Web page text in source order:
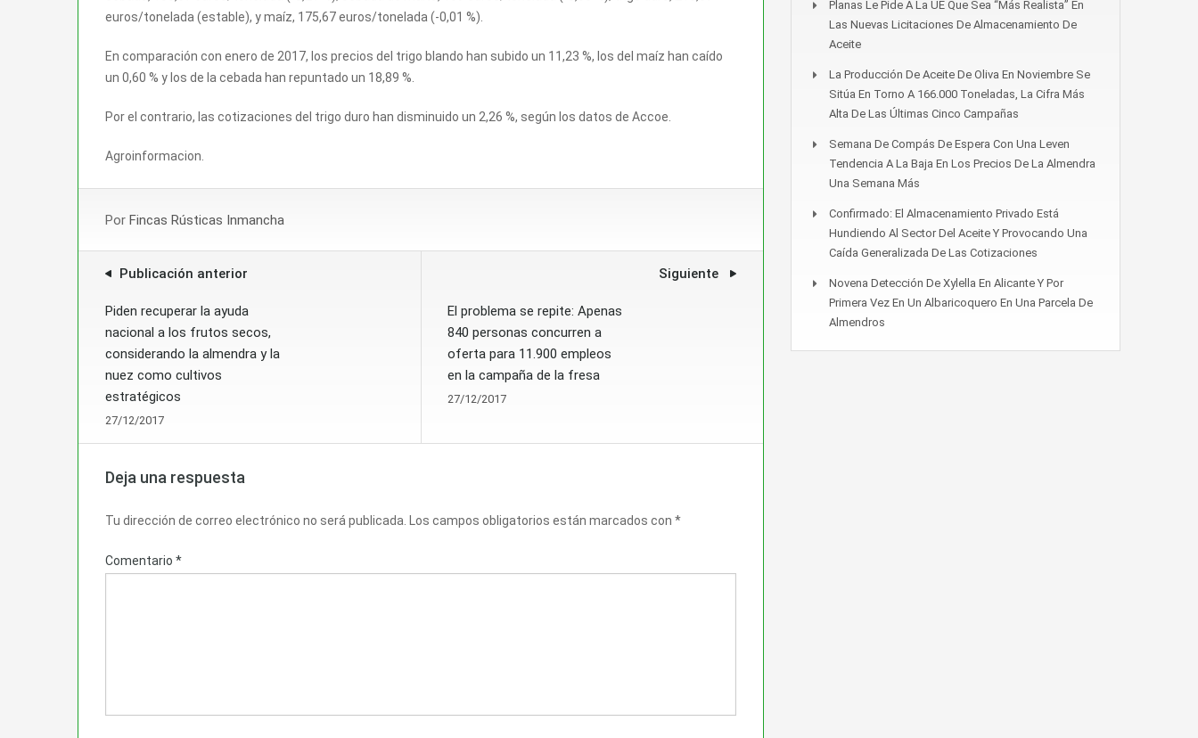
euros/tonelada (estable), y maíz, 175,67 euros/tonelada (-0,01 %).
En comparación con enero de 2017, los precios del trigo blando han subido un 11,23 %, los del maíz han caído
un 0,60 % y los de la cebada han repuntado un 18,89 %.
Por el contrario, las cotizaciones del trigo duro han disminuido un 2,26 %, según los datos de Accoe.
Agroinformacion.
Por Fincas Rústicas Inmancha
Publicación anterior
Piden recuperar la ayuda
nacional a los frutos secos,
considerando la almendra y la
nuez como cultivos
estratégicos
27/12/2017
Siguiente
El problema se repite: Apenas
840 personas concurren a
oferta para 11.900 empleos
en la campaña de la fresa
27/12/2017
Deja una respuesta
Tu dirección de correo electrónico no será publicada. Los campos obligatorios están marcados con *
Comentario *
Planas Le Pide A La UE Que Sea “más Realista” En
Las Nuevas Licitaciones De Almacenamiento De
Aceite
La Producción De Aceite De Oliva En Noviembre Se
Sitúa En Torno A 166.000 Toneladas, La Cifra Más
Alta De Las Últimas Cinco Campañas
Semana De Compás De Espera Con Una Leven
Tendencia A La Baja En Los Precios De La Almendra
Una Semana Más
Confirmado: El Almacenamiento Privado Está
Hundiendo Al Sector Del Aceite Y Provocando Una
Caída Generalizada De Las Cotizaciones
Novena Detección De Xylella En Alicante Y Por
Primera Vez En Un Albaricoquero En Una Parcela De
Almendros